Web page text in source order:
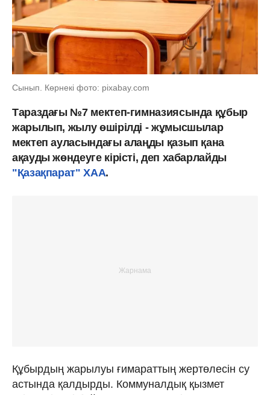
Сынып. Көрнекі фото: pixabay.com
Тараздағы №7 мектеп-гимназиясында құбыр
жарылып, жылу өшірілді - жұмысшылар
мектеп ауласындағы алаңды қазып қана
ақауды жөндеуге кірісті, деп хабарлайды
"Қазақпарат" ХАА.
Құбырдың жарылуы ғимараттың жертөлесін су
астында қалдырды. Коммуналдық қызмет